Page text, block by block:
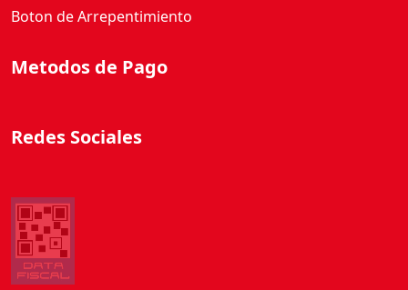
Boton de Arrepentimiento
Metodos de Pago
Redes Sociales